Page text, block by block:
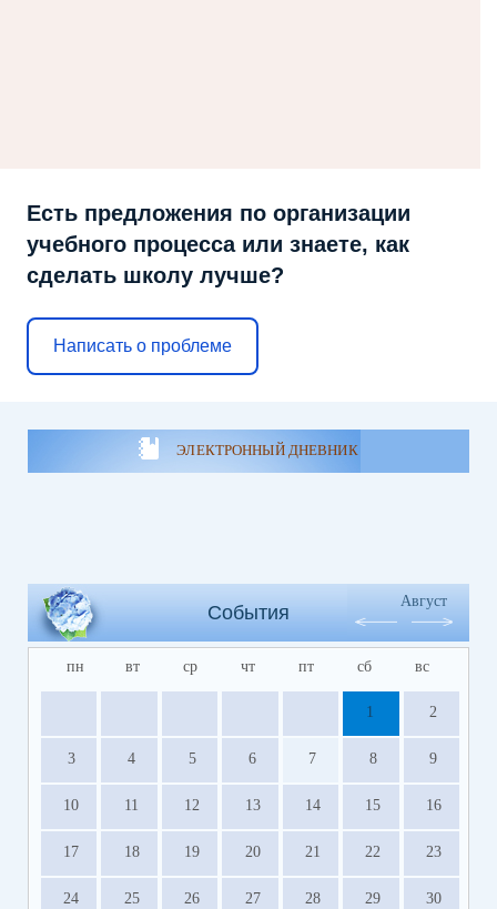
Есть предложения по организации
учебного процесса или знаете, как
сделать школу лучше?
Написать о проблеме
ЭЛЕКТРОННЫЙ ДНЕВНИК
События
Август
пн вт ср чт пт сб вс
1 2
3 4 5 6 7 8 9
10 11 12 13 14 15 16
17 18 19 20 21 22 23
24 25 26 27 28 29 30